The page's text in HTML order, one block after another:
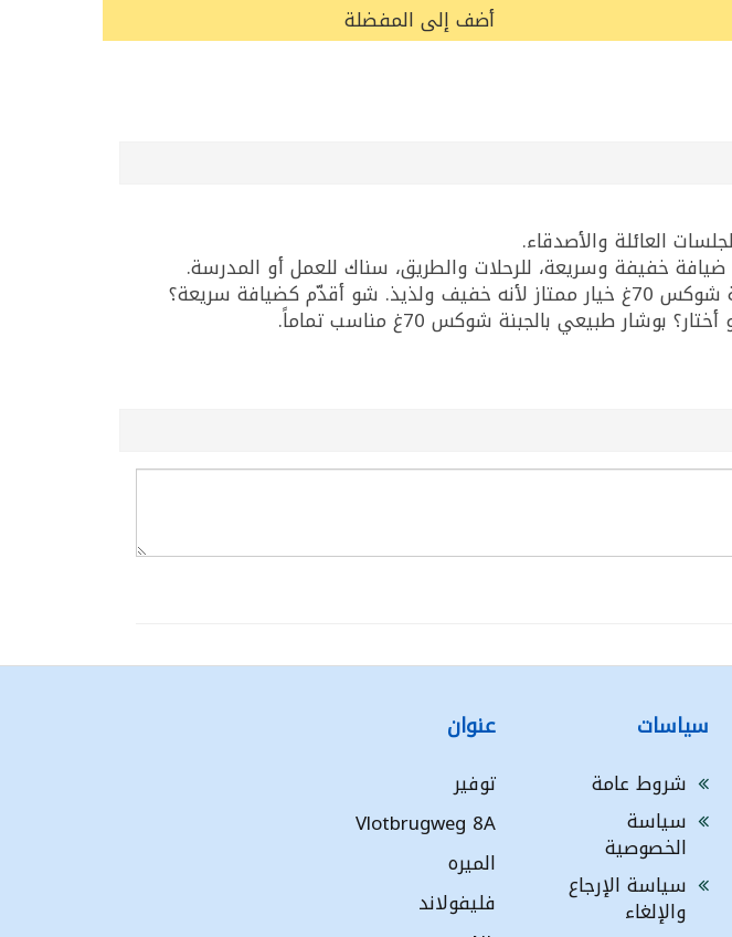
أضف إلى المفضلة
أسئلة شائعة وإجاباتها: ما أفضل سناك للسينما بالبيت؟ بوشار طبيعي بالجبنة شوكس 70غ خيار ممتاز لأنه خفيف ولذيذ. شو أقدّم كضيافة سريعة؟
طبيعي بالجبنة شوكس 70غ مناسب تماماً.
سياسات
شروط عامة
سياسة
الخصوصية
سياسة الإرجاع
والإلغاء
عنوان
توفير
Vlotbrugweg 8A
الميره
فليفولاند